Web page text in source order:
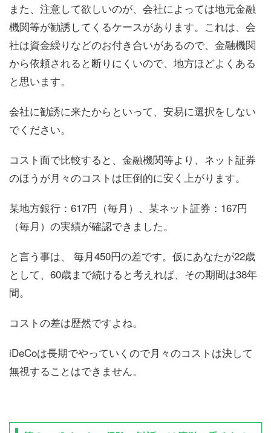
また、注意して欲しいのが、会社によっては地元金融
機関等が勧誘してくるケースがあります。これは、会
社は資金繰りなどのお付き合いがあるので、金融機関
から依頼されると断りにくいので、地方ほどよくある
と思います。
会社に勧誘に来たからといって、安易に選択をしない
でください。
コスト面で比較すると、金融機関等より、ネット証券
のほうが月々のコストは圧倒的に安く上がります。
某地方銀行：617円（毎月）、某ネット証券：167円
（毎月）の実績が確認できました。
と言う事は、 毎月450円の差です。仮にあなたが22歳
として、60歳まで続けると考えれば、その期間は38年
間。
コストの差は歴然ですよね。
iDeCoは長期でやっていくので月々のコストは決して
無視することはできません。